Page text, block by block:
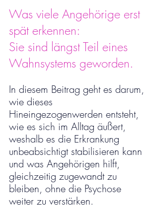
Was viele Angehörige erst
spät erkennen:
Sie sind längst Teil eines
Wahnsystems geworden.
In diesem Beitrag geht es darum,
wie dieses
Hineingezogenwerden entsteht,
wie es sich im Alltag äußert,
weshalb es die Erkrankung
unbeabsichtigt stabilisieren kann
und was Angehörigen hilft,
gleichzeitig zugewandt zu
bleiben, ohne die Psychose
weiter zu verstärken.